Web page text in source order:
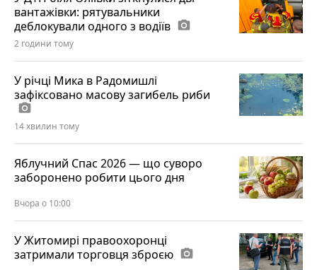
вантажівки: рятувальники
деблокували одного з водіїв photo_camera
2 години тому
У річці Мика в Радомишлі
зафіксовано масову загибель риби
photo_camera
14 хвилин тому
Яблучний Спас 2026 — що суворо
заборонено робити цього дня
Вчора о 10:00
У Житомирі правоохоронці
затримали торговця зброєю photo_camera